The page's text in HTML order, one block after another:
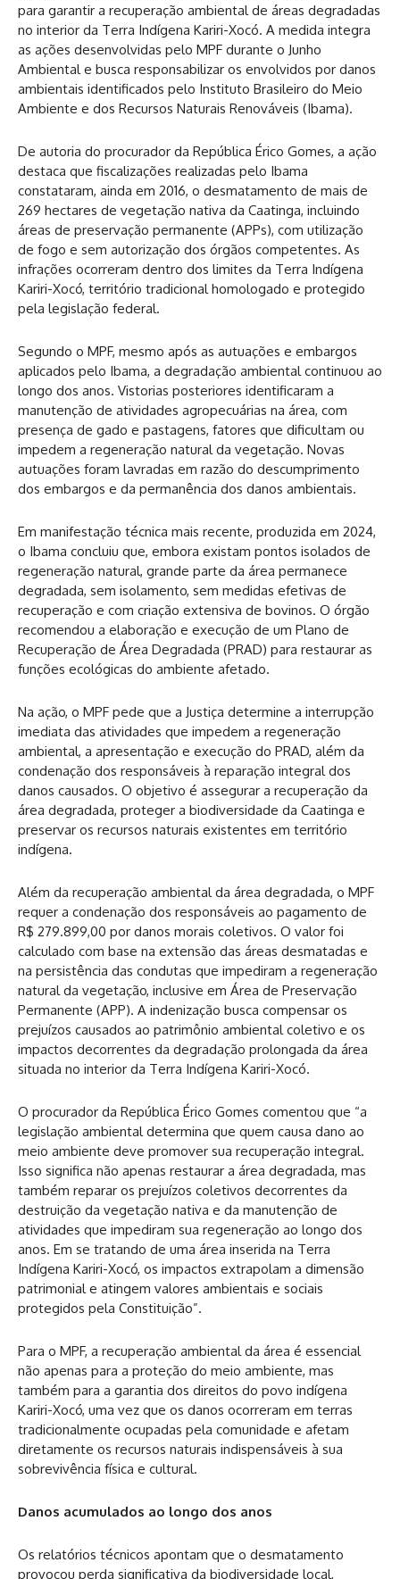
para garantir a recuperação ambiental de áreas degradadas
no interior da Terra Indígena Kariri-Xocó. A medida integra
as ações desenvolvidas pelo MPF durante o Junho
Ambiental e busca responsabilizar os envolvidos por danos
ambientais identificados pelo Instituto Brasileiro do Meio
Ambiente e dos Recursos Naturais Renováveis (Ibama).
De autoria do procurador da República Érico Gomes, a ação
destaca que fiscalizações realizadas pelo Ibama
constataram, ainda em 2016, o desmatamento de mais de
269 hectares de vegetação nativa da Caatinga, incluindo
áreas de preservação permanente (APPs), com utilização
de fogo e sem autorização dos órgãos competentes. As
infrações ocorreram dentro dos limites da Terra Indígena
Kariri-Xocó, território tradicional homologado e protegido
pela legislação federal.
Segundo o MPF, mesmo após as autuações e embargos
aplicados pelo Ibama, a degradação ambiental continuou ao
longo dos anos. Vistorias posteriores identificaram a
manutenção de atividades agropecuárias na área, com
presença de gado e pastagens, fatores que dificultam ou
impedem a regeneração natural da vegetação. Novas
autuações foram lavradas em razão do descumprimento
dos embargos e da permanência dos danos ambientais.
Em manifestação técnica mais recente, produzida em 2024,
o Ibama concluiu que, embora existam pontos isolados de
regeneração natural, grande parte da área permanece
degradada, sem isolamento, sem medidas efetivas de
recuperação e com criação extensiva de bovinos. O órgão
recomendou a elaboração e execução de um Plano de
Recuperação de Área Degradada (PRAD) para restaurar as
funções ecológicas do ambiente afetado.
Na ação, o MPF pede que a Justiça determine a interrupção
imediata das atividades que impedem a regeneração
ambiental, a apresentação e execução do PRAD, além da
condenação dos responsáveis à reparação integral dos
danos causados. O objetivo é assegurar a recuperação da
área degradada, proteger a biodiversidade da Caatinga e
preservar os recursos naturais existentes em território
indígena.
Além da recuperação ambiental da área degradada, o MPF
requer a condenação dos responsáveis ao pagamento de
R$ 279.899,00 por danos morais coletivos. O valor foi
calculado com base na extensão das áreas desmatadas e
na persistência das condutas que impediram a regeneração
natural da vegetação, inclusive em Área de Preservação
Permanente (APP). A indenização busca compensar os
prejuízos causados ao patrimônio ambiental coletivo e os
impactos decorrentes da degradação prolongada da área
situada no interior da Terra Indígena Kariri-Xocó.
O procurador da República Érico Gomes comentou que “a
legislação ambiental determina que quem causa dano ao
meio ambiente deve promover sua recuperação integral.
Isso significa não apenas restaurar a área degradada, mas
também reparar os prejuízos coletivos decorrentes da
destruição da vegetação nativa e da manutenção de
atividades que impediram sua regeneração ao longo dos
anos. Em se tratando de uma área inserida na Terra
Indígena Kariri-Xocó, os impactos extrapolam a dimensão
patrimonial e atingem valores ambientais e sociais
protegidos pela Constituição”.
Para o MPF, a recuperação ambiental da área é essencial
não apenas para a proteção do meio ambiente, mas
também para a garantia dos direitos do povo indígena
Kariri-Xocó, uma vez que os danos ocorreram em terras
tradicionalmente ocupadas pela comunidade e afetam
diretamente os recursos naturais indispensáveis à sua
sobrevivência física e cultural.
Danos acumulados ao longo dos anos
Os relatórios técnicos apontam que o desmatamento
provocou perda significativa da biodiversidade local,